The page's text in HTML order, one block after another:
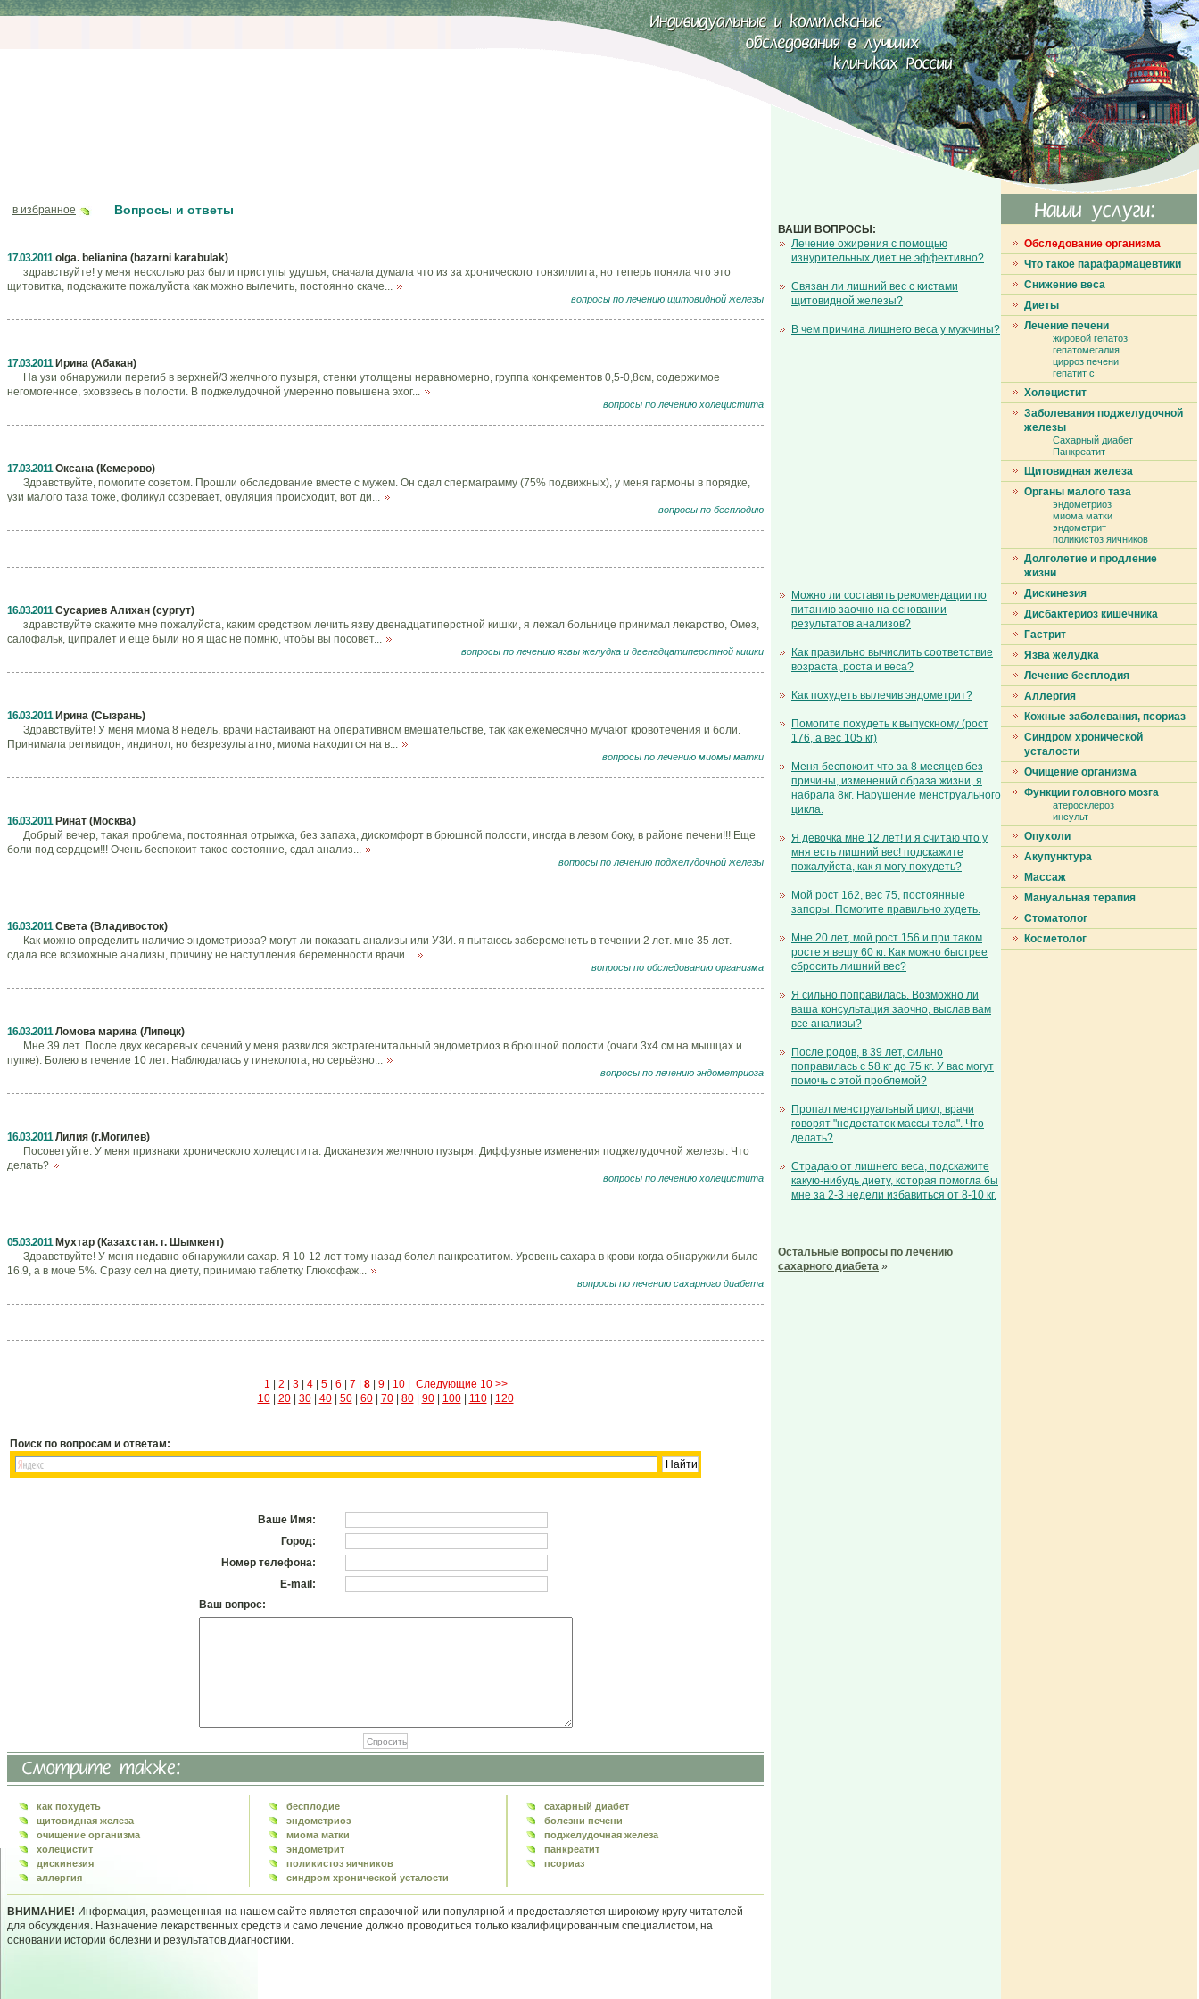
в избранное Вопросы и ответы
17.03.2011 olga. belianina (bazarni karabulak)
здравствуйте! у меня несколько раз были приступы удушья, сначала думала что из за хронического тонзиллита, но теперь поняла что это
щитовитка, подскажите пожалуйста как можно вылечить, постоянно скаче...
вопросы по лечению щитовидной железы
17.03.2011 Ирина (Абакан)
На узи обнаружили перегиб в верхней/3 желчного пузыря, стенки утолщены неравномерно, группа конкрементов 0,5-0,8см, содержимое
негомогенное, эховзвесь в полости. В поджелудочной умеренно повышена эхог...
вопросы по лечению холецистита
17.03.2011 Оксана (Кемерово)
Здравствуйте, помогите советом. Прошли обследование вместе с мужем. Он сдал спермаграмму (75% подвижных), у меня гармоны в порядке,
узи малого таза тоже, фоликул созревает, овуляция происходит, вот ди...
вопросы по бесплодию
16.03.2011 Сусариев Алихан (сургут)
здравствуйте скажите мне пожалуйста, каким средством лечить язву двенадцатиперстной кишки, я лежал больнице принимал лекарство, Омез,
салофальк, ципралёт и еще были но я щас не помню, чтобы вы посовет...
вопросы по лечению язвы желудка и двенадцатиперстной кишки
16.03.2011 Ирина (Сызрань)
Здравствуйте! У меня миома 8 недель, врачи настаивают на оперативном вмешательстве, так как ежемесячно мучают кровотечения и боли.
Принимала регивидон, индинол, но безрезультатно, миома находится на в...
вопросы по лечению миомы матки
16.03.2011 Ринат (Москва)
Добрый вечер, такая проблема, постоянная отрыжка, без запаха, дискомфорт в брюшной полости, иногда в левом боку, в районе печени!!! Еще
боли под сердцем!!! Очень беспокоит такое состояние, сдал анализ...
вопросы по лечению поджелудочной железы
16.03.2011 Света (Владивосток)
Как можно определить наличие эндометриоза? могут ли показать анализы или УЗИ. я пытаюсь забеременеть в течении 2 лет. мне 35 лет.
сдала все возможные анализы, причину не наступления беременности врачи...
вопросы по обследованию организма
16.03.2011 Ломова марина (Липецк)
Мне 39 лет. После двух кесаревых сечений у меня развился экстрагенитальный эндометриоз в брюшной полости (очаги 3х4 см на мышцах и
пупке). Болею в течение 10 лет. Наблюдалась у гинеколога, но серьёзно...
вопросы по лечению эндометриоза
16.03.2011 Лилия (г.Могилев)
Посоветуйте. У меня признаки хронического холецистита. Дисканезия желчного пузыря. Диффузные изменения поджелудочной железы. Что
делать?
вопросы по лечению холецистита
05.03.2011 Мухтар (Казахстан. г. Шымкент)
Здравствуйте! У меня недавно обнаружили сахар. Я 10-12 лет тому назад болел панкреатитом. Уровень сахара в крови когда обнаружили было
16.9, а в моче 5%. Сразу сел на диету, принимаю таблетку Глюкофаж...
вопросы по лечению сахарного диабета
1 2 3| 4| 5| 6 7 8| 9| 10|
Следующие 10 >>
10| 20| 30| 40| 50| 60| 70| 80| 90| 100| 110| 120
Поиск по вопросам и ответам:
Ваше Имя:
Город:
Номер телефона:
E-mail:
Ваш вопрос:
как похудеть
щитовидная железа
очищение организма
холецистит
дискинезия
аллергия
бесплодие
эндометриоз
миома матки
эндометрит
поликистоз яичников
синдром хронической усталости
сахарный диабет
болезни печени
поджелудочная железа
панкреатит
псориаз
ВНИМАНИЕ! Информация, размещенная на нашем сайте является справочной или популярной и предоставляется широкому кругу читателей
для обсуждения. Назначение лекарственных средств и само лечение должно проводиться только квалифицированным специалистом, на
основании истории болезни и результатов диагностики.
ВАШИ ВОПРОСЫ:
Лечение ожирения с помощью
изнурительных диет не эффективно?
Связан ли лишний вес с кистами
щитовидной железы?
В чем причина лишнего веса у мужчины?
Можно ли составить рекомендации по
питанию заочно на основании
результатов анализов?
Как правильно вычислить соответствие
возраста, роста и веса?
Как похудеть вылечив эндометрит?
Помогите похудеть к выпускному (рост
176, а вес 105 кг)
Меня беспокоит что за 8 месяцев без
причины, изменений образа жизни, я
набрала 8кг. Нарушение менструального
цикла.
Я девочка мне 12 лет! и я считаю что у
мня есть лишний вес! подскажите
пожалуйста, как я могу похудеть?
Мой рост 162, вес 75, постоянные
запоры. Помогите правильно худеть.
Мне 20 лет, мой рост 156 и при таком
росте я вешу 60 кг. Как можно быстрее
сбросить лишний вес?
Я сильно поправилась. Возможно ли
ваша консультация заочно, выслав вам
все анализы?
После родов, в 39 лет, сильно
поправилась с 58 кг до 75 кг. У вас могут
помочь с этой проблемой?
Пропал менструальный цикл, врачи
говорят "недостаток массы тела". Что
делать?
Страдаю от лишнего веса, подскажите
какую-нибудь диету, которая помогла бы
мне за 2-3 недели избавиться от 8-10 кг.
Остальные вопросы по лечению
сахарного диабета »
Обследование организма
Что такое парафармацевтики
Снижение веса
Диеты
Лечение печени
жировой гепатоз
гепатомегалия
цирроз печени
гепатит с
Холецистит
Заболевания поджелудочной
железы
Сахарный диабет
Панкреатит
Щитовидная железа
Органы малого таза
эндометриоз
миома матки
эндометрит
поликистоз яичников
Долголетие и продление
жизни
Дискинезия
Дисбактериоз кишечника
Гастрит
Язва желудка
Лечение бесплодия
Аллергия
Кожные заболевания, псориаз
Синдром хронической
усталости
Очищение организма
Функции головного мозга
атеросклероз
инсульт
Опухоли
Акупунктура
Массаж
Мануальная терапия
Стоматолог
Косметолог